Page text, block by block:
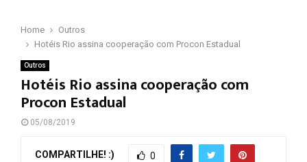
Home
Outros
Hotéis Rio assina cooperação com Procon Estadual
Outros
Hotéis Rio assina cooperação com
Procon Estadual
05/08/2019
COMPARTILHE! :) 0